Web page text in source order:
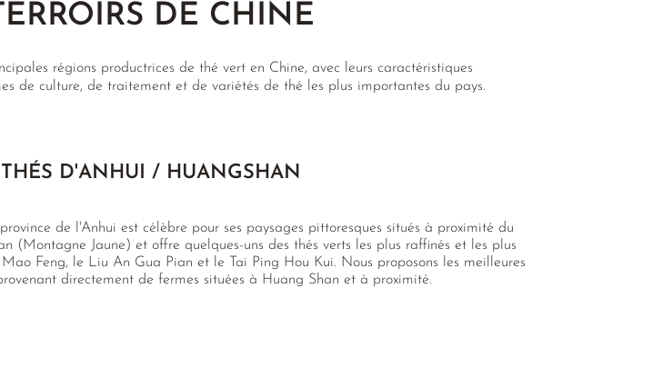
DE CHINE
régions productrices de thé vert en Chine, avec leurs caractéristiques
de culture, de traitement et de variétés de thé les plus importantes du pays.
THÉS D'ANHUI / HUANGSHAN
de l'Anhui est célèbre pour ses paysages pittoresques situés à proximité du
(Montagne Jaune) et offre quelques-uns des thés verts les plus raffinés et les plus
Feng, le Liu An Gua Pian et le Tai Ping Hou Kui. Nous proposons les meilleures
directement de fermes situées à Huang Shan et à proximité.